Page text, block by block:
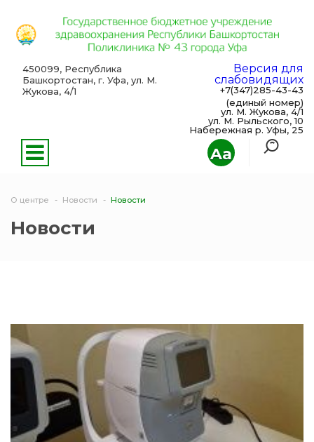
Aa
450099, Республика
Башкортостан, г. Уфа, ул. М.
Жукова, 4/1
Версия для
слабовидящих
+7(347)285-43-43
(единый номер)
ул. М. Жукова, 4/1
ул. М. Рыльского, 10
Набережная р. Уфы, 25
О центре Новости Новости
Новости